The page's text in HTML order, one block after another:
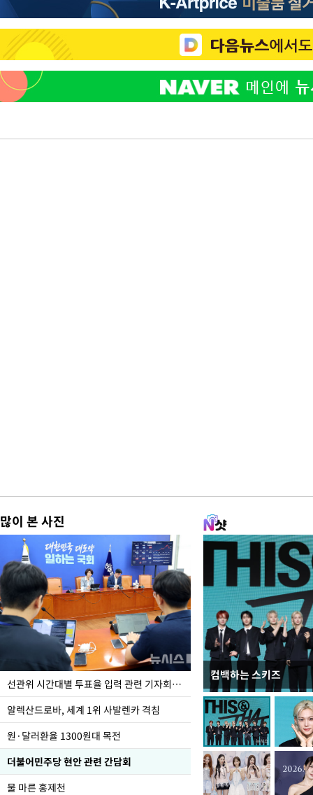
많이 본 사진
선관위 시간대별 투표율 입력 관련 기자회견하는 주진우 의원
알렉산드로바, 세계 1위 사발렌카 격침
원·달러환율 1300원대 목전
더불어민주당 현안 관련 간담회
물 마른 홍제천
컴백하는 스키즈
주유소 기름값 12주